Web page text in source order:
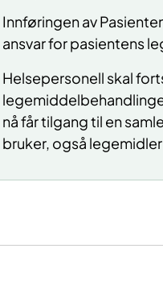
Innføringen av
ansvar for pasientens
Helsepersonell skal
nå får tilgang til en
bruker, også